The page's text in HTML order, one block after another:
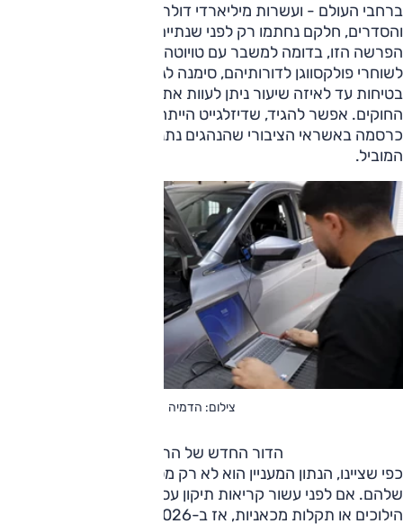
ברחבי העולם - ועשרות מיליארדי דולרים בקנסות, פיצויים
והסדרים, חלקם נחתמו רק לפני שנתיים.
הפרשה הזו, בדומה למשבר עם טויוטה, מעבר לשבר שהיא גרמה
לשוחרי פולקסווגן לדורותיהם, סימנה לגופים שאחראים על
בטיחות עד לאיזה שיעור ניתן לעוות את התוצאות כדי לעקוף את
החוקים. אפשר להגיד, שדיזלגייט הייתה אירוע מכונן, משום שהיא
כרסמה באשראי הציבורי שהנהגים נתנו לקונצרן האירופי
המוביל.
צילום: הדמיה
הדור החדש של הריקולים
כפי שציינו, הנתון המעניין הוא לא רק מספר הריקולים, אלא האופי
שלהם. אם לפני עשור קריאות תיקון עסקו בעיקר במנועים, תיבות